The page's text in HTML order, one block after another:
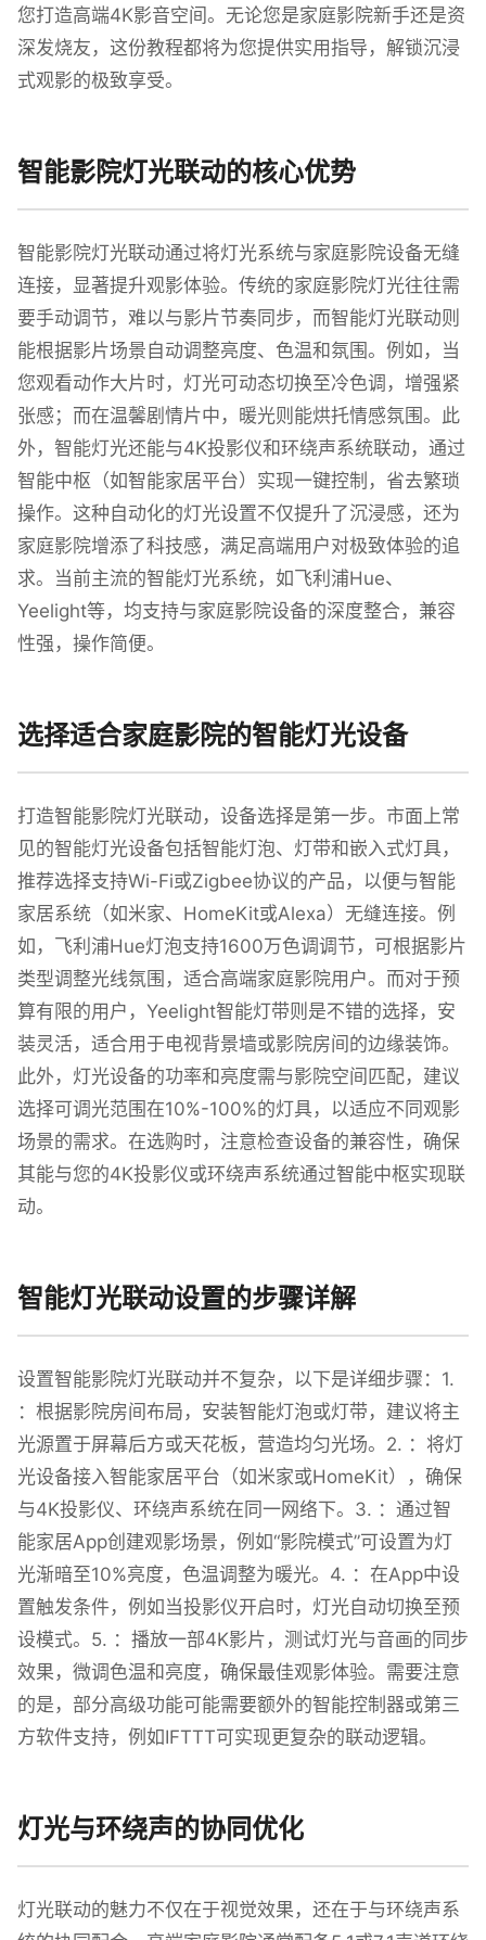
您打造高端4K影音空间。无论您是家庭影院新手还是资
深发烧友，这份教程都将为您提供实用指导，解锁沉浸
式观影的极致享受。
智能影院灯光联动的核心优势
智能影院灯光联动通过将灯光系统与家庭影院设备无缝
连接，显著提升观影体验。传统的家庭影院灯光往往需
要手动调节，难以与影片节奏同步，而智能灯光联动则
能根据影片场景自动调整亮度、色温和氛围。例如，当
您观看动作大片时，灯光可动态切换至冷色调，增强紧
张感；而在温馨剧情片中，暖光则能烘托情感氛围。此
外，智能灯光还能与4K投影仪和环绕声系统联动，通过
智能中枢（如智能家居平台）实现一键控制，省去繁琐
操作。这种自动化的灯光设置不仅提升了沉浸感，还为
家庭影院增添了科技感，满足高端用户对极致体验的追
求。当前主流的智能灯光系统，如飞利浦Hue、
Yeelight等，均支持与家庭影院设备的深度整合，兼容
性强，操作简便。
选择适合家庭影院的智能灯光设备
打造智能影院灯光联动，设备选择是第一步。市面上常
见的智能灯光设备包括智能灯泡、灯带和嵌入式灯具，
推荐选择支持Wi-Fi或Zigbee协议的产品，以便与智能
家居系统（如米家、HomeKit或Alexa）无缝连接。例
如，飞利浦Hue灯泡支持1600万色调调节，可根据影片
类型调整光线氛围，适合高端家庭影院用户。而对于预
算有限的用户，Yeelight智能灯带则是不错的选择，安
装灵活，适合用于电视背景墙或影院房间的边缘装饰。
此外，灯光设备的功率和亮度需与影院空间匹配，建议
选择可调光范围在10%-100%的灯具，以适应不同观影
场景的需求。在选购时，注意检查设备的兼容性，确保
其能与您的4K投影仪或环绕声系统通过智能中枢实现联
动。
智能灯光联动设置的步骤详解
设置智能影院灯光联动并不复杂，以下是详细步骤：1.
：根据影院房间布局，安装智能灯泡或灯带，建议将主
光源置于屏幕后方或天花板，营造均匀光场。2. ：将灯
光设备接入智能家居平台（如米家或HomeKit），确保
与4K投影仪、环绕声系统在同一网络下。3. ：通过智
能家居App创建观影场景，例如“影院模式”可设置为灯
光渐暗至10%亮度，色温调整为暖光。4. ：在App中设
置触发条件，例如当投影仪开启时，灯光自动切换至预
设模式。5. ：播放一部4K影片，测试灯光与音画的同步
效果，微调色温和亮度，确保最佳观影体验。需要注意
的是，部分高级功能可能需要额外的智能控制器或第三
方软件支持，例如IFTTT可实现更复杂的联动逻辑。
灯光与环绕声的协同优化
灯光联动的魅力不仅在于视觉效果，还在于与环绕声系